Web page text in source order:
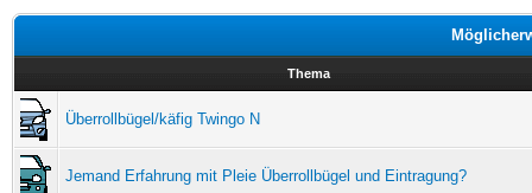
Thema
Überrollbügel/käfig Twingo N
Jemand Erfahrung mit Pleie Überrollbügel und Eintragung?